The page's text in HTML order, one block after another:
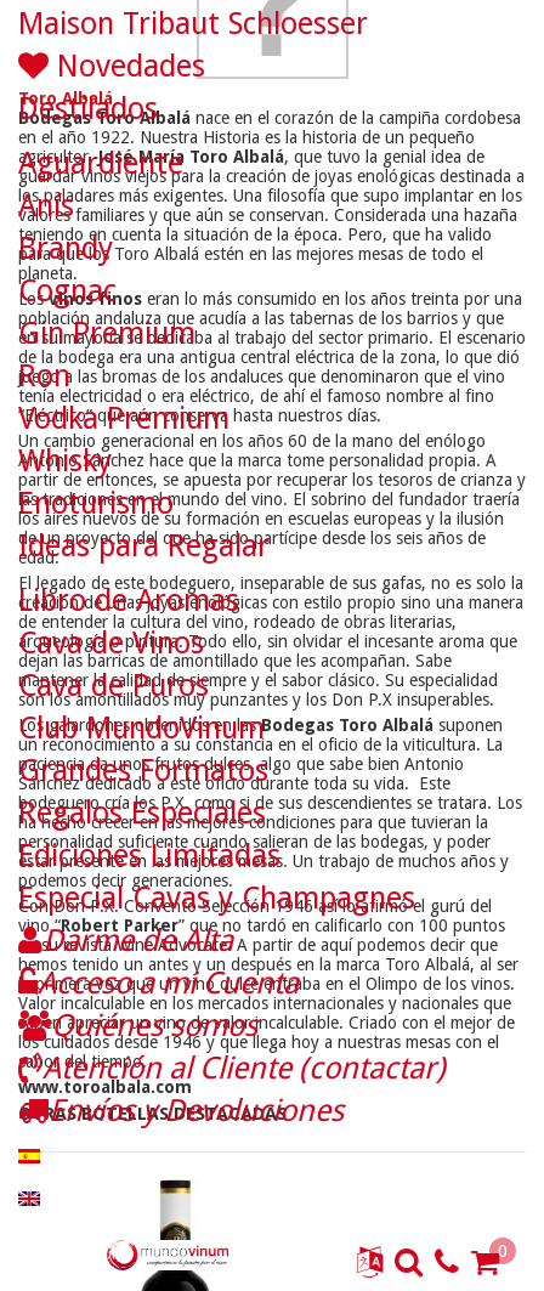
Toro Albalá
Bodegas Toro Albalá nace en el corazón de la campiña cordobesa
en el año 1922. Nuestra Historia es la historia de un pequeño
agricultor,José María Toro Albalá, que tuvo la genial idea de
guardar vinos viejos para la creación de joyas enológicas destinada a
los paladares más exigentes. Una filosofía que supo implantar en los
valores familiares y que aún se conservan. Considerada una hazaña
teniendo en cuenta la situación de la época. Pero, que ha valido
para que los Toro Albalá estén en las mejores mesas de todo el
planeta.
Losvinos finos eran lo más consumido en los años treinta por una
población andaluza que acudía a las tabernas de los barrios y que
en su mayoría se dedicaba al trabajo del sector primario. El escenario
de la bodega era una antigua central eléctrica de la zona, lo que dió
juego a las bromas de los andaluces que denominaron que el vino
tenía electricidad o era eléctrico, de ahí el famoso nombre al fino
“Eléctrico” que aún conserva hasta nuestros días.
Un cambio generacional en los años 60 de la mano del enólogo
Antonio Sánchez hace que la marca tome personalidad propia. A
partir de entonces, se apuesta por recuperar los tesoros de crianza y
las tradiciones en el mundo del vino. El sobrino del fundador traería
los aires nuevos de su formación en escuelas europeas y la ilusión
de un proyecto del que ha sido partícipe desde los seis años de
edad.
El legado de este bodeguero, inseparable de sus gafas, no es solo la
creación de unas joyas enológicas con estilo propio sino una manera
de entender la cultura del vino, rodeado de obras literarias,
arqueología o pintura. Todo ello, sin olvidar el incesante aroma que
dejan las barricas de amontillado que les acompañan. Sabe
mantener la calidad de siempre y el sabor clásico. Su especialidad
son los amontillados muy punzantes y los Don P.X insuperables.
Los galardones obtenidos en lasBodegas Toro Albalá suponen
un reconocimiento a su constancia en el oficio de la viticultura. La
paciencia da unos frutos dulces, algo que sabe bien Antonio
Sánchez dedicado a este oficio durante toda su vida. Este
bodeguero cría los P.X. como si de sus descendientes se tratara. Los
ha hecho crecer en las mejores condiciones para que tuvieran la
personalidad suficiente cuando salieran de las bodegas, y poder
estar presente en las mejores mesas. Un trabajo de muchos años y
podemos decir generaciones.
Con Don P.X. Convento Selección 1946 así lo afirmó el gurú del
vino “Robert Parker” que no tardó en calificarlo con 100 puntos
en su revista Wine Advocate. A partir de aquí podemos decir que
hemos tenido un antes y un después en la marca Toro Albalá, al ser
la primera vez que un vino dulce entraba en el Olimpo de los vinos.
Valor incalculable en los mercados internacionales y nacionales que
saben apreciar un vino de valor incalculable. Criado con el mejor de
los cuidados desde 1946 y que llega hoy a nuestras mesas con el
sabor del tiempo.
www.toroalbala.com
OTRAS BOTELLAS DESTACADAS
Maison Tribaut Schloesser
Novedades
Destilados
Aguardiente
Anís
Brandy
Cognac
Gin Premium
Ron
Vodka Premium
Whisky
Enoturismo
Ideas para Regalar
Libro de Aromas
Cava de Vinos
Cava de Puros
Club MundoVinum
Grandes Formatos
Regalos Especiales
Ediciones Limitadas
Especial Cavas y Champagnes
Darme de Alta
Acceso a mi Cuenta
Quiénes somos
Atención al Cliente (contactar)
Envíos y Devoluciones
0